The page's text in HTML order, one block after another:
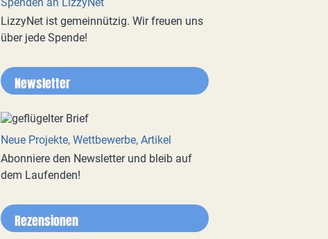
LizzyNet ist gemeinnützig. Wir freuen uns
über jede Spende!
Newsletter
Neue Projekte, Wettbewerbe, Artikel
Abonniere den Newsletter und bleib auf
dem Laufenden!
Rezensionen